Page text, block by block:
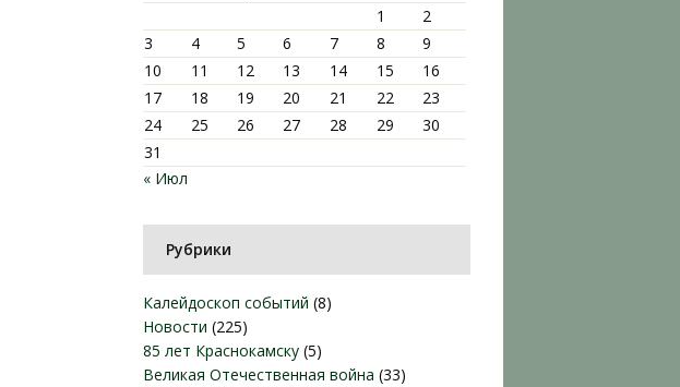
1
2
3
4 5 6 7 8
9
10
11 12 13 14 15
16
17
18 19 20 21 22
23
24
25 26 27 28 29
30
31
« Июл
Рубрики
Калейдоскоп событий (8)
Новости (225)
85 лет Краснокамску (5)
Великая Отечественная война (33)